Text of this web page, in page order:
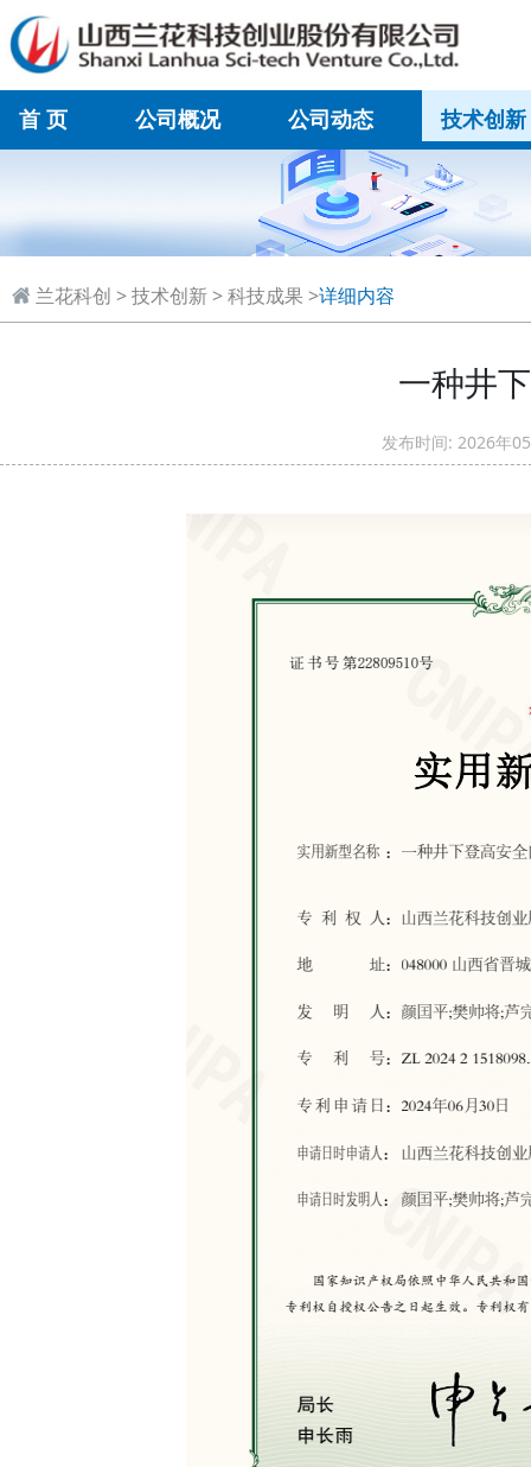
首 页 公司概况 公司动态
技术创新
兰花科创 >技术创新>科技成果 >详细内容
一种井
发布时间: 2026